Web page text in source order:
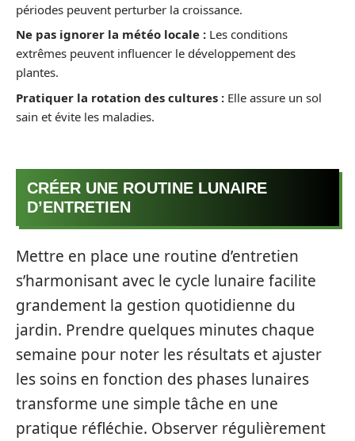
périodes peuvent perturber la croissance.
Ne pas ignorer la météo locale : Les conditions
extrêmes peuvent influencer le développement des
plantes.
Pratiquer la rotation des cultures : Elle assure un sol
sain et évite les maladies.
CRÉER UNE ROUTINE LUNAIRE
D’ENTRETIEN
Mettre en place une routine d’entretien
s’harmonisant avec le cycle lunaire facilite
grandement la gestion quotidienne du
jardin. Prendre quelques minutes chaque
semaine pour noter les résultats et ajuster
les soins en fonction des phases lunaires
transforme une simple tâche en une
pratique réfléchie. Observer régulièrement